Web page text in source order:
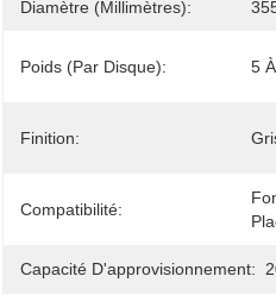
Diamètre (millimètres):
Poids (par Disque): 5
Finition:
Compatibilité:
Capacité D'approvisionnement: